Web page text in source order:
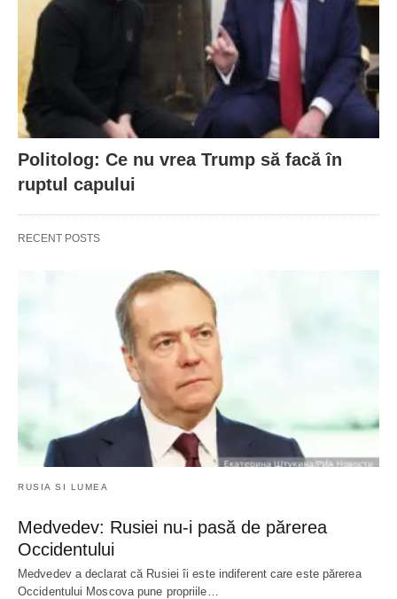
Politolog: Ce nu vrea Trump să facă în
ruptul capului
RECENT POSTS
RUSIA SI LUMEA
Medvedev: Rusiei nu-i pasă de părerea
Occidentului
Medvedev a declarat că Rusiei îi este indiferent care este părerea
Occidentului Moscova pune propriile…